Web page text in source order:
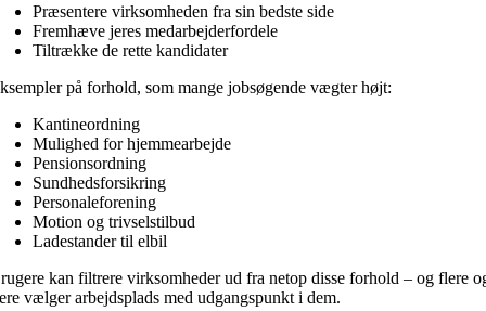
Præsentere virksomheden fra sin bedste side
Fremhæve jeres medarbejderfordele
Tiltrække de rette kandidater
på forhold, som mange jobsøgende vægter højt:
Kantineordning
Mulighed for hjemmearbejde
Pensionsordning
Sundhedsforsikring
Personaleforening
Motion og trivselstilbud
Ladestander til elbil
kan filtrere virksomheder ud fra netop disse forhold – og flere
vælger arbejdsplads med udgangspunkt i dem.